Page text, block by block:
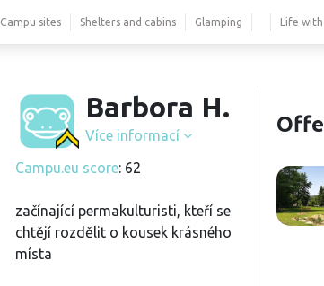
Campu sites Shelters and cabins Glamping Life
Barbora H.
Více informací
Campu.eu score: 62
začínající permakulturisti, kteří se
chtějí rozdělit o kousek krásného
místa